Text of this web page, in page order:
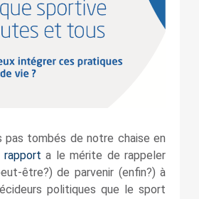
pas tombés de notre chaise en
rapport a le mérite de rappeler
être?) de parvenir (enfin?) à
politiques que le sport